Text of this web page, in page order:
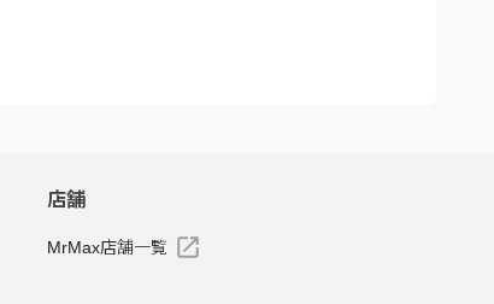
店舗
MrMax店舗一覧